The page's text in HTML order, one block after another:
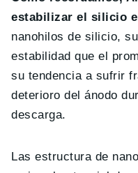
estabilizar el silicio
nanohilos de silicio,
estabilidad que el
su tendencia a sufrir
deterioro del ánodo
descarga.
Las estructura de